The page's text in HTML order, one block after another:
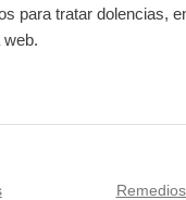
para tratar dolencias,
Next